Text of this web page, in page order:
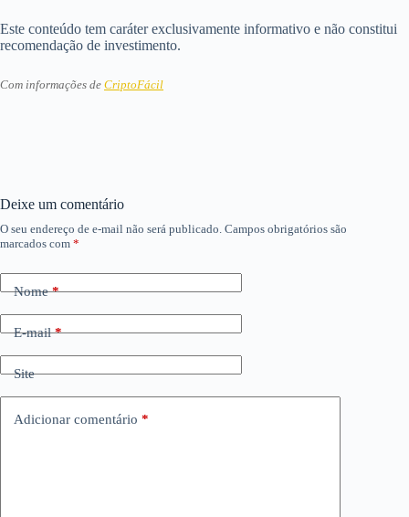
Este conteúdo tem caráter exclusivamente informativo e não constitui
recomendação de investimento.
Com informações de CriptoFácil
Deixe um comentário
O seu endereço de e-mail não será publicado. Campos obrigatórios são
marcados com *
Nome*
E-mail*
Site
Adicionar comentário *